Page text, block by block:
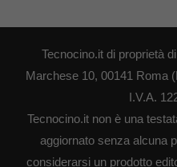
Tecnocino.it di proprietà
Marchese 10, 00141 Roma
I.V.A.
Tecnocino.it non è una
aggiornato senza alcuna
considerarsi un prodotto